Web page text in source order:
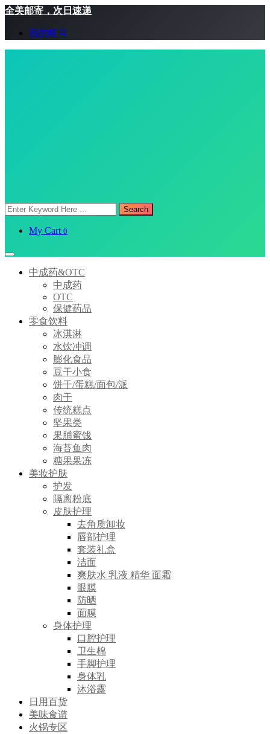
全美邮寄，次日速递
我的帐号
Search
My Cart 0
中成药&OTC
中成药
OTC
保健药品
零食饮料
冰淇淋
水饮冲调
膨化食品
豆干小食
饼干/蛋糕/面包/派
肉干
传统糕点
坚果类
果脯蜜饯
海苔鱼肉
糖果果冻
美妆护肤
护发
隔离粉底
皮肤护理
去角质卸妆
唇部护理
套装礼盒
洁面
爽肤水 乳液 精华 面霜
眼膜
防晒
面膜
身体护理
口腔护理
卫生棉
手脚护理
身体乳
沐浴露
日用百货
美味食谱
火锅专区